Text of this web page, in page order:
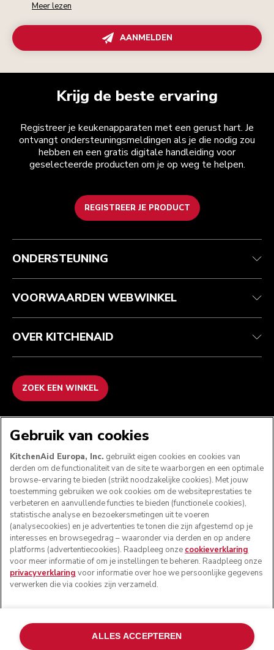
Meer lezen
AANMELDEN
Krijg de beste ervaring
Registreer je keukenapparaten met een gerust hart. Je
ontvangt ondersteuningsmeldingen als je die nodig zou
hebben en een gratis digitale handleiding voor
geselecteerde producten om je op weg te helpen.
REGISTREER JE PRODUCT
Health check
Je bestelling volgen
Garantie en documenten
Recupel
Algemene voorwaarden
Retournering en terugbetaling
Imprint
ODR
Het merk
Zoek een winkel
ONDERSTEUNING
VOORWAARDEN WEBWINKEL
OVER KITCHENAID
ZOEK EEN WINKEL
VOLG ONS
© KitchenAid 2026 - Alle rechten voorbehouden.
KitchenAid en het design van de keukenrobot zijn
Gebruik van cookies
KitchenAid Europa, Inc. gebruikt eigen cookies en cookies van
derden om de functionaliteit van de site te waarborgen en een optimale
browse-ervaring te bieden (strikt noodzakelijke cookies). Met jouw
toestemming gebruiken we ook cookies om de websiteprestaties te
verbeteren en aanvullende functies te bieden (functionele cookies),
statistische analyse en bezoekersmetingen uit te voeren
(analysecookies) en je advertenties te tonen die zijn afgestemd op je
interesses en browsegedrag – waaronder via derden en op andere
platforms (advertentiecookies). Raadpleeg onze cookieverklaring
voor meer informatie of om je instellingen te beheren. Raadpleeg onze
privacyverklaring voor informatie over hoe we persoonlijke gegevens
verwerken die via cookies zijn verzameld.
ALLES ACCEPTEREN